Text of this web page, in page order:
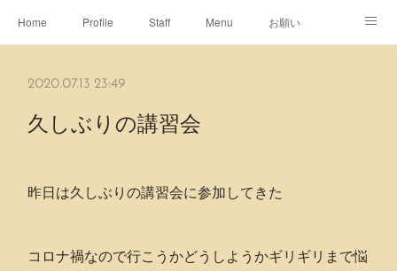
Home Profile Staff Menu お願い
2020.07.13 23:49
久しぶりの講習会
昨日は久しぶりの講習会に参加してきた
コロナ禍なので行こうかどうしようかギリギリまで悩